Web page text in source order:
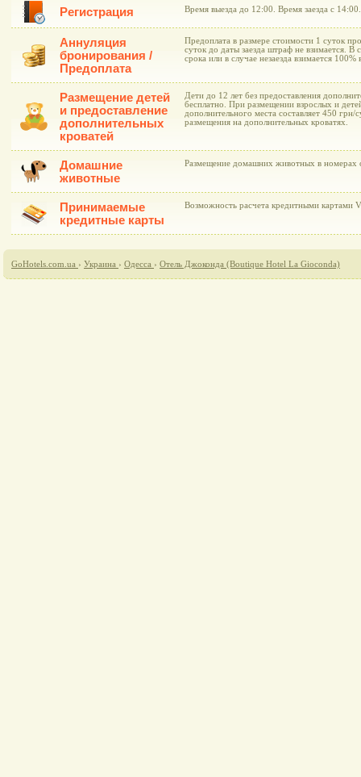
Регистрация Время выезда до 12:00. Время заезда с 14:00.
Аннуляция
бронирования /
Предоплата
Предоплата в размере стоимости 1 суток
суток до даты заезда штраф не взимается. В
срока или в случае незаезда взимается
Размещение детей
и предоставление
дополнительных
кроватей
Дети до 12 лет без предоставления
бесплатно. При размещении взрослых и
дополнительного места составляет 450
размещения на дополнительных кроватях.
Домашние
животные
Размещение домашних животных в номерах
Принимаемые
кредитные карты
Возможность расчета кредитными картами
GoHotels.com.ua › Украина › Одесса › Отель Джоконда (Boutique Hotel La Gioconda)